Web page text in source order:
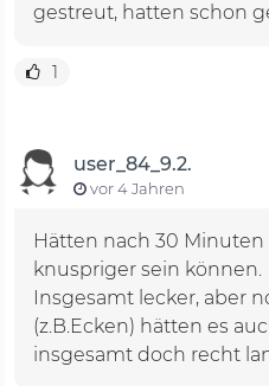
gestreut, hatten schon
1
user_84_9.2.
vor 4 Jahren
Hätten nach 30 Minuten
knuspriger sein können.
Insgesamt lecker, aber
(z.B.Ecken) hätten es
insgesamt doch recht